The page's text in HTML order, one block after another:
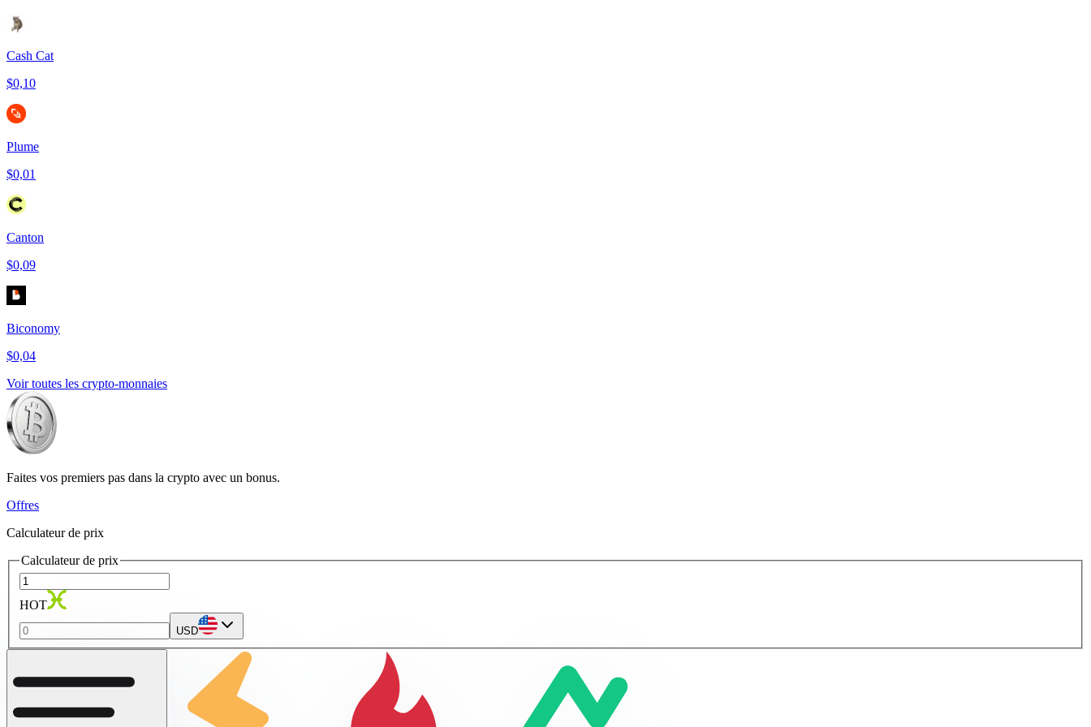
Cash Cat
$0,10
Plume
$0,01
Canton
$0,09
Biconomy
$0,04
Voir toutes les crypto-monnaies
Faites vos premiers pas dans la crypto avec un bonus.
Offres
Calculateur de prix
Calculateur de prix
HOT
USD